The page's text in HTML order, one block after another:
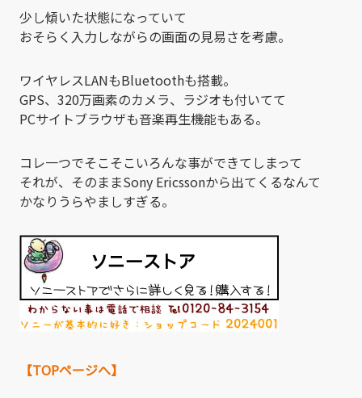
少し傾いた状態になっていて
おそらく入力しながらの画面の見易さを考慮。
ワイヤレスLANもBluetoothも搭載。
GPS、320万画素のカメラ、ラジオも付いてて
PCサイトブラウザも音楽再生機能もある。
コレ一つでそこそこいろんな事ができてしまって
それが、そのままSony Ericssonから出てくるなんて
かなりうらやましすぎる。
【TOPページへ】